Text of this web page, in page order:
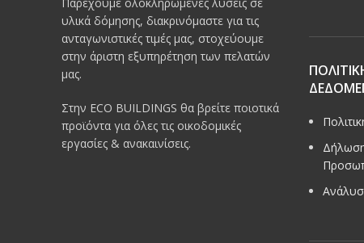
υλικά δόμησης, διακρινόμαστε για τις
ανταγωνιστικές τιμές μας, στοχεύουμε
στην άριστη εξυπηρέτηση των πελατών
μας.
Στην ECO BUILDINGS θα βρείτε ποιοτικά
προϊόντα για όλες τις οικοδομικές
εργασίες & ανακαινίσεις.